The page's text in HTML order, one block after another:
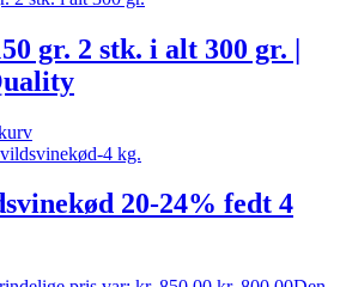
gr. 2 stk. i alt 300 gr. |
20-24% fedt 4